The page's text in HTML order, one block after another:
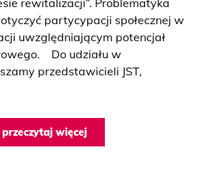
rewitalizacji”. Problematyka
partycypacji społecznej w
uwzględniającym potencjał
Do udziału w
przedstawicieli JST,
przeczytaj więcej